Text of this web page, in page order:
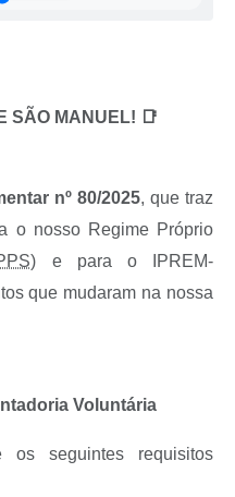
SÃO MANUEL! 📑
nº 80/2025, que traz
o nosso Regime Próprio
) e para o IPREM-
que mudaram na nossa
Voluntária
seguintes requisitos